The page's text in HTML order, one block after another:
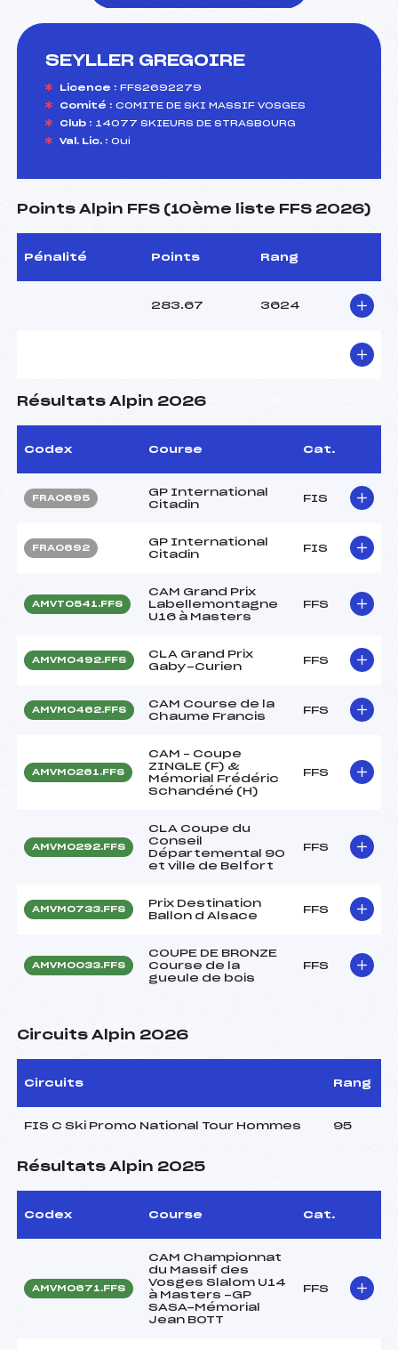
SEYLLER GREGOIRE
Licence : FFS2692279
Comité : COMITE DE SKI MASSIF VOSGES
Club : 14077 SKIEURS DE STRASBOURG
Val. Lic. : Oui
Points Alpin FFS (10ème liste FFS 2026)
Pénalité Points Rang
283.67 3624
Résultats Alpin 2026
Codex Course Cat.
FRA0695
GP International
Citadin
FIS
FRA0692
GP International
Citadin
FIS
AMVT0541.FFS
CAM Grand Prix
Labellemontagne
U16 à Masters
FFS
AMVM0492.FFS
CLA Grand Prix
Gaby-Curien
FFS
AMVM0462.FFS
CAM Course de la
Chaume Francis
FFS
AMVM0261.FFS
CAM – Coupe
ZINGLE (F) &
Mémorial Frédéric
Schandéné (H)
FFS
AMVM0292.FFS
CLA Coupe du
Conseil
Départemental 90
et ville de Belfort
FFS
AMVM0733.FFS
Prix Destination
Ballon d Alsace
FFS
AMVM0033.FFS
COUPE DE BRONZE
Course de la
gueule de bois
FFS
Circuits Alpin 2026
Circuits Rang
FIS C Ski Promo National Tour Hommes 95
Résultats Alpin 2025
Codex Course Cat.
AMVM0671.FFS
CAM Championnat
du Massif des
Vosges Slalom U14
à Masters -GP
SASA-Mémorial
Jean BOTT
FFS